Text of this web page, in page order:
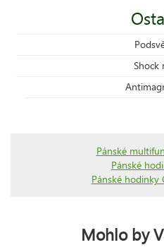
Shock
Pánské
Pánské
Pánské hodinky
Mohlo by